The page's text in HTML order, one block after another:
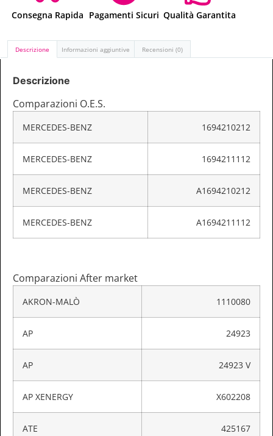
Consegna Rapida Pagamenti Sicuri Qualità Garantita
Descrizione Informazioni aggiuntive Recensioni (0)
Descrizione
Comparazioni O.E.S.
MERCEDES-BENZ 1694210212
MERCEDES-BENZ 1694211112
MERCEDES-BENZ A1694210212
MERCEDES-BENZ A1694211112
Comparazioni After market
AKRON-MALÒ 1110080
AP 24923
AP 24923 V
AP XENERGY X602208
ATE 425167